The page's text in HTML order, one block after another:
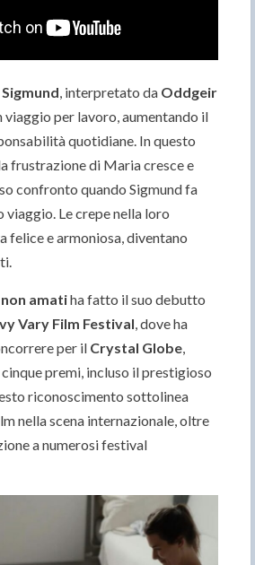
Sigmund, interpretato da Oddgeir
viaggio per lavoro, aumentando il
quotidiane. In questo
frustrazione di Maria cresce e
confronto quando Sigmund fa
viaggio. Le crepe nella loro
felice e armoniosa, diventano
amatiha fatto il suo debutto
Vary Film Festival, dove ha
per il Crystal Globe,
premi, incluso il prestigioso
riconoscimento sottolinea
nella scena internazionale, oltre
a numerosi festival